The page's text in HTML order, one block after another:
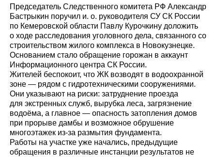
Председатель Следственного комитета РФ Александр
Бастрыкин поручил и. о. руководителя СУ СК России
по Кемеровской области Павлу Курочкину доложить
о ходе расследования уголовного дела, связанного со
строительством жилого комплекса в Новокузнецке.
Основанием стало обращение горожан в аккаунт
Информационного центра СК России.
Жителей беспокоит, что ЖК возводят в водоохранной
зоне — рядом с гидротехническими сооружениями.
Они указывают на риски: затруднение проезда
для экстренных служб, вырубка леса, загрязнение
водоёма, а главное — опасность затопления домов
при прорыве дамбы и возможное обрушение
многоэтажек из-за размытия фундамента.
Работы на участке уже начались, предыдущие
обращения в различные инстанции результатов не